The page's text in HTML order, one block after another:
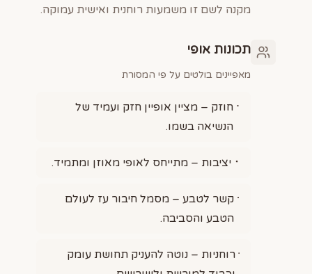
מקנה לשם זו משמעות רוחנית ואישית עמוקה.
תכונות אופי
מאפיינים בולטים על פי המסורת
חוזק – מציין אופיין חזק ועמיד של
הנשיאה בשמו.
יציבות – מתייחס לאופי מאוזן ומתמיד.
קשר לטבע – מסמל חיבור עז לעולם
הטבע והסביבה.
רוחניות – נוטה להעניק תחושת עומק